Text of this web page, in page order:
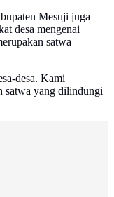
Mesuji juga
desa mengenai
satwa
desa. Kami
satwa yang dilindungi